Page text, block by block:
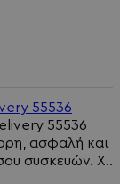
55536
55536
ασφαλή και
συσκευών. Χ..